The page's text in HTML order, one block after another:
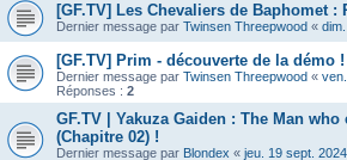
[GF.TV] Les Chevaliers de Baphomet :
Dernier message par Twinsen Threepwood «
[GF.TV] Prim - découverte de la démo !
Dernier message par Twinsen Threepwood «
Réponses : 2
GF.TV | Yakuza Gaiden : The Man who
(Chapitre 02) !
Dernier message par Blondex « jeu. 19 sept.